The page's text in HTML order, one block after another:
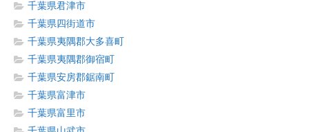
千葉県君津市
千葉県四街道市
千葉県夷隅郡大多喜町
千葉県夷隅郡御宿町
千葉県安房郡鋸南町
千葉県富津市
千葉県富里市